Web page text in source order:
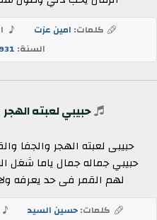
كلمات: امين عزت
السنة:
حبيبي لعبته الهجر
حبيبى لعبته الهجر والجفا
حبيبي جماله جمال ياما شغل
لهم القمر فى حد يعرفه
كلمات:حسين السيد